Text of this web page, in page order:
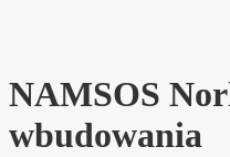
NAMSOS
wbudowania